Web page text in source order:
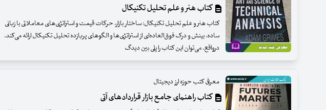
کتاب هنر و علم تحلیل تکنیکال
کتاب هنر و علم تحلیل تکنیکال: ساختار بازار، حرکات قیمت و استراتژی‌های معاملاتی با زبانی
ساده، بینش و درک فوق‌العاده‌ای از استراتژی‌ها و الگوهای پربازده تحلیل تکنیکال ارائه می‌کند.
درواقع، می‌توان این کتاب را پلی بین دیدگ
معرفی کتب حوزه ارز دیجیتال
کتاب راهنمای جامع بازار قراردادهای آتی